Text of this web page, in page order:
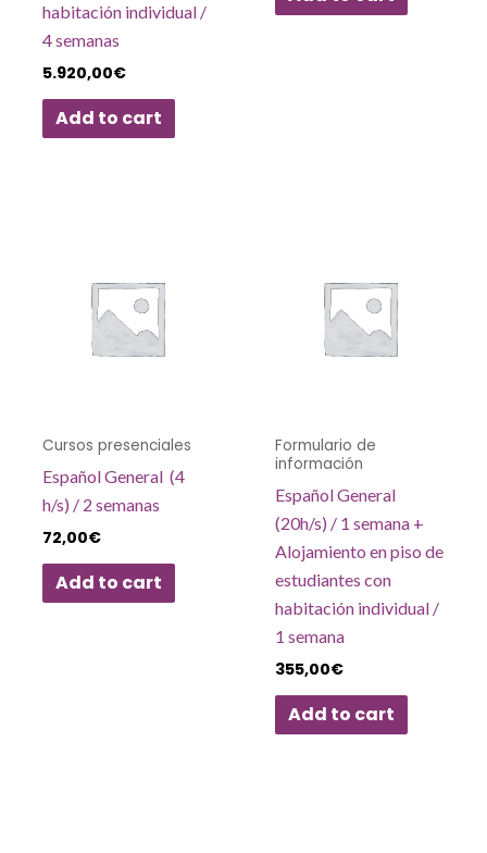
habitación individual /
4 semanas
5.920,00€
Add to cart
Cursos presenciales
Español General (4
h/s) / 2 semanas
72,00€
Add to cart
Formulario de
información
Español General
(20h/s) / 1 semana +
Alojamiento en piso de
estudiantes con
habitación individual /
1 semana
355,00€
Add to cart